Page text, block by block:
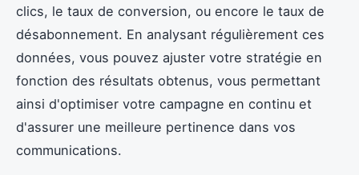
clics, le taux de conversion, ou encore le taux de
désabonnement. En analysant régulièrement ces
données, vous pouvez ajuster votre stratégie en
fonction des résultats obtenus, vous permettant
ainsi d'optimiser votre campagne en continu et
d'assurer une meilleure pertinence dans vos
communications.